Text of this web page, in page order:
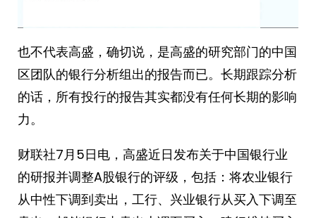
也不代表高盛，确切说，是高盛的研究部门的中国
区团队的银行分析组出的报告而已。长期跟踪分析
的话，所有投行的报告其实都没有任何长期的影响
力。
财联社7月5日电，高盛近日发布关于中国银行业
的研报并调整A股银行的评级，包括：将农业银行
从中性下调到卖出，工行、兴业银行从买入下调至